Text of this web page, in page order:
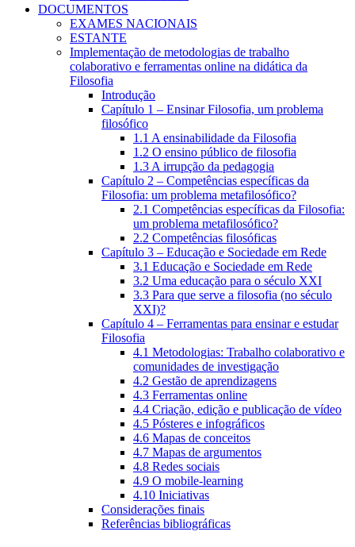
DOCUMENTOS
EXAMES NACIONAIS
ESTANTE
Implementação de metodologias de trabalho
colaborativo e ferramentas online na didática da
Filosofia
Introdução
Capítulo 1 – Ensinar Filosofia, um problema
filosófico
1.1 A ensinabilidade da Filosofia
1.2 O ensino público de filosofia
1.3 A irrupção da pedagogia
Capítulo 2 – Competências específicas da
Filosofia: um problema metafilosófico?
2.1 Competências específicas da Filosofia:
um problema metafilosófico?
2.2 Competências filosóficas
Capítulo 3 – Educação e Sociedade em Rede
3.1 Educação e Sociedade em Rede
3.2 Uma educação para o século XXI
3.3 Para que serve a filosofia (no século
XXI)?
Capítulo 4 – Ferramentas para ensinar e estudar
Filosofia
4.1 Metodologias: Trabalho colaborativo e
comunidades de investigação
4.2 Gestão de aprendizagens
4.3 Ferramentas online
4.4 Criação, edição e publicação de vídeo
4.5 Pósteres e infográficos
4.6 Mapas de conceitos
4.7 Mapas de argumentos
4.8 Redes sociais
4.9 O mobile-learning
4.10 Iniciativas
Considerações finais
Referências bibliográficas